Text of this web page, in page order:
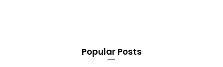
Popular Posts